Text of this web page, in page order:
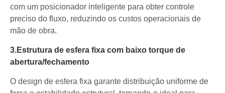
com um posicionador inteligente para obter controle
preciso do fluxo, reduzindo os custos operacionais de
mão de obra.
3.Estrutura de esfera fixa com baixo torque de
abertura/fechamento
O design de esfera fixa garante distribuição uniforme de